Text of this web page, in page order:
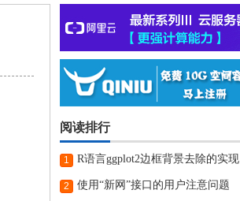
阅读排行
1 R语言ggplot2边框背景去除的实现
2 使用“新网”接口的用户注意问题